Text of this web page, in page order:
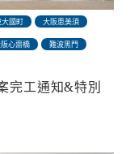
國町 大阪恵美須
心齋橋 難波黑門
完工通知&特別